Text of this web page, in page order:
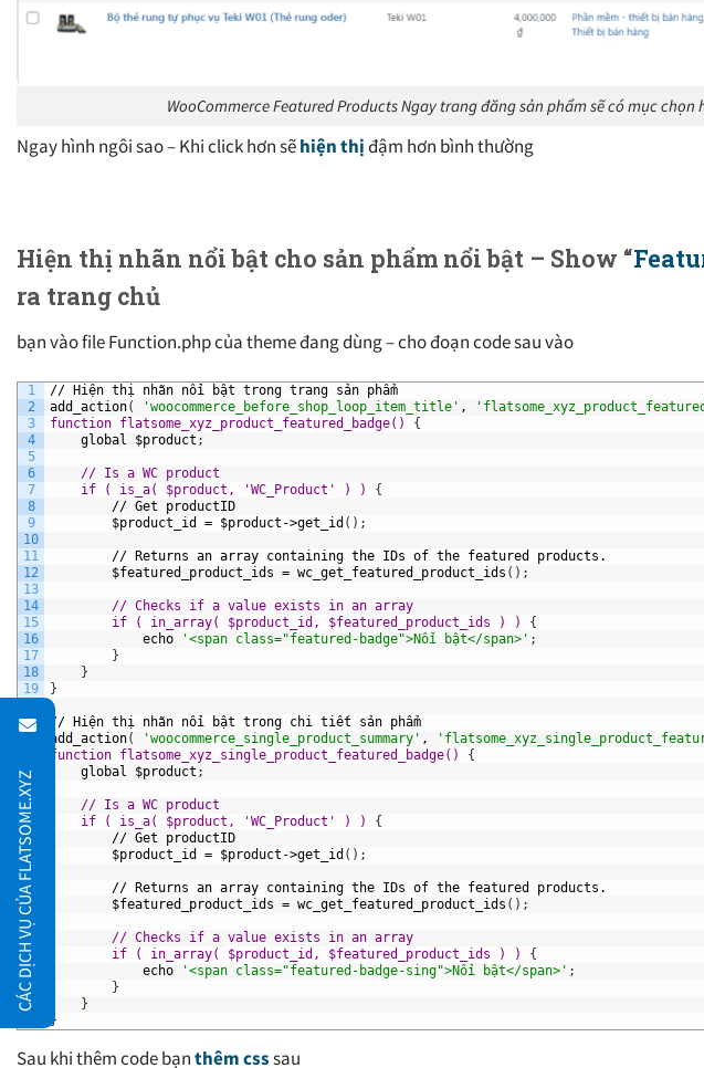
WooCommerce Featured Products Ngay trang đăng sản phẩm sẽ có mục
Ngay hình ngôi sao – Khi click hơn sẽhiện thịđậm hơn bình thường
Hiện thị nhãn nổi bật cho sản phẩm nổi bật – Show “
ra trang chủ
bạn vào file Function.php của theme đang dùng – cho đoạn code sau vào
1
2
3
4
5
6
7
8
9
10
11
12
13
14
15
16
17
18
19
21
24
25
26
27
28
29
30
31
32
33
34
35
36
37
38
// Hiện thị nhãn nổi bật trong trang sản phẩm
add_action( 'woocommerce_before_shop_loop_item_title' ,
function flatsome_xyz_product_featured_badge() {
global
$product ;
// Is a WC product
if ( is_a( $product, 'WC_Product' ) ) {
// Get
productID
$product_id
= $product->get_id ( ) ;
// Returns an array containing the IDs of the featured
products.
$featured_product_ids = wc_get_featured_product_ids ( ) ;
// Checks if a value exists in an array
if ( in_array( $product_id, $featured_product_ids ) ) {
echo
'<span class="featured-badge">Nổi bật</span>' ;
}
}
}
// Hiện thị nhãn nổi bật trong chi tiết sản phẩm
add_action( 'woocommerce_single_product_summary' ,
function flatsome_xyz_single_product_featured_badge() {
global
$product ;
// Is a WC product
if ( is_a( $product, 'WC_Product' ) ) {
// Get
productID
$product_id
= $product->get_id ( ) ;
// Returns an array containing the IDs of the featured
products.
$featured_product_ids = wc_get_featured_product_ids ( ) ;
// Checks if a value exists in an array
if ( in_array( $product_id, $featured_product_ids ) ) {
echo
'<span class="featured-badge-sing">Nổi bật</span>' ;
}
}
}
Sau khi thêm code bạnthêm csssau
CÁC DỊCH VỤ CỦA FLATSOME.XYZ